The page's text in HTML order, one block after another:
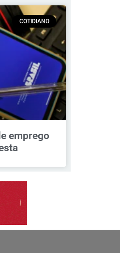
COTIDIANO
emprego